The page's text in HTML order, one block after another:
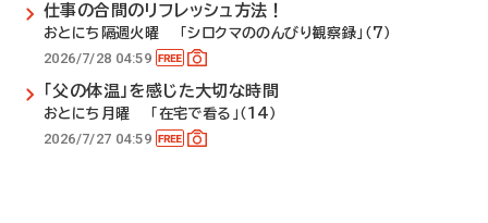
仕事の合間のリフレッシュ方法！
おとにち隔週火曜 「シロクマののんびり観察録」（7）
2026/7/28 04:59
「父の体温」を感じた大切な時間
おとにち月曜 「在宅で看る」（14）
2026/7/27 04:59